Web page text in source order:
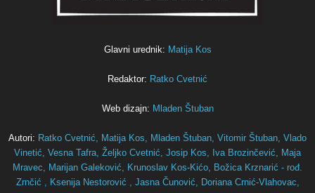
Glavni urednik: Matija Kos
Redaktor: Ratko Cvetnić
Web dizajn: Mladen Štuban
Autori: Ratko Cvetnić, Matija Kos, Mladen Štuban, Vitomir Štuban, Vlado
Vinetić, Vesna Tafra, Željko Cvetnić, Josip Kos, Iva Brozinčević, Maja
Mravec, Marijan Galeković, Krunoslav Kos-Kićo, Božica Krznarić - rođ.
Zrnčić , Ksenija Nestorović , Jasna Čunović, Doriana Crnić-Vlahovac,